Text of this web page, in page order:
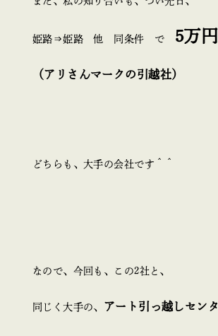
姫路⇒姫路 他 同条件 で 5万円
（アリさんマークの引越社）
どちらも、大手の会社です＾＾
なので、今回も、この2社と、
同じく大手の、 アート引っ越しセン